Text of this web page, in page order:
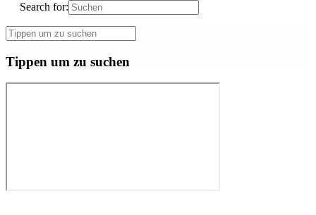
Search for:
Tippen um zu suchen